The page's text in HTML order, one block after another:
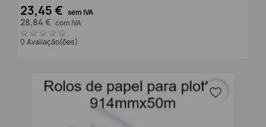
23,45 € sem IVA
28,84 € com IVA
0 Avaliação(ões)
favorite_border